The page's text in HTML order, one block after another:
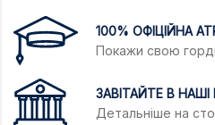
100% ОФІЦІЙНА
Покажи свою
ЗАВІТАЙТЕ В
Детальніше на